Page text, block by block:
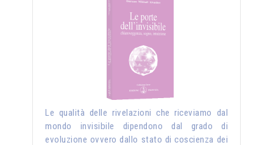
Le qualità delle rivelazioni che riceviamo dal
mondo invisibile dipendono dal grado di
evoluzione ovvero dallo stato di coscienza dei